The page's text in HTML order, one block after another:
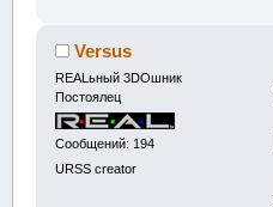
Versus
REALьный 3DOшник
Постоялец
Сообщений: 194
URSS creator